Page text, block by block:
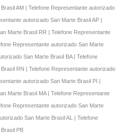
AM | Telefone Representante autorizado
autorizado San Marte Brasil AP |
Marte Brasil RR | Telefone Representante
Representante autorizado San Marte
San Marte Brasil BA | Telefone
RN | Telefone Representante autorizado
autorizado San Marte Brasil PI |
Marte Brasil MA | Telefone Representante
Representante autorizado San Marte
San Marte Brasil AL | Telefone
PB